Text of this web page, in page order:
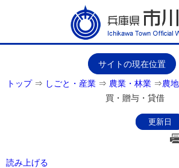
サイトの現在位置
トップ⇒ しごと・産業 ⇒ 農業・林業 ⇒農
買・贈与・貸借
更新日
読み上げる